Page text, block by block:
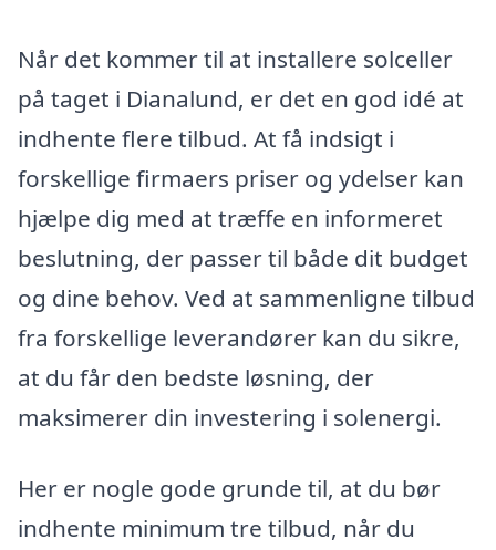
Når det kommer til at installere solceller
på taget i Dianalund, er det en god idé at
indhente flere tilbud. At få indsigt i
forskellige firmaers priser og ydelser kan
hjælpe dig med at træffe en informeret
beslutning, der passer til både dit budget
og dine behov. Ved at sammenligne tilbud
fra forskellige leverandører kan du sikre,
at du får den bedste løsning, der
maksimerer din investering i solenergi.
Her er nogle gode grunde til, at du bør
indhente minimum tre tilbud, når du